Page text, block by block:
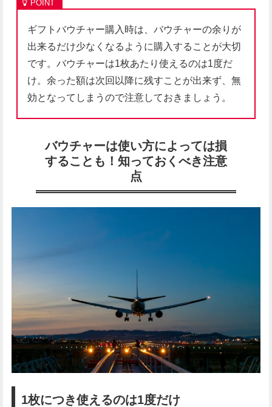
ギフトバウチャー購入時は、バウチャーの余りが
出来るだけ少なくなるように購入することが大切
です。バウチャーは1枚あたり使えるのは1度だ
け。余った額は次回以降に残すことが出来ず、無
効となってしまうので注意しておきましょう。
バウチャーは使い方によっては損
することも！知っておくべき注意
点
1枚につき使えるのは1度だけ